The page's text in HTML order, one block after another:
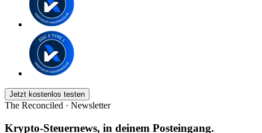
Jetzt kostenlos testen
The Reconciled · Newsletter
Krypto-Steuernews, in deinem Posteingang.